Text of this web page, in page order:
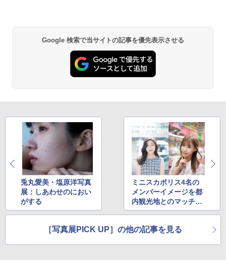
Google 検索で当サイトの記事を優先表示させる
兎丸愛美・塩原洋写真
展：しあわせのにおい
がする
ミニスカポリス4名の
メンバーイメージを都
内観光地とのマッチン
グで表現。近井沙妃さ
POLICE トーキョーパ
［写真展PICK UP］の他の記事を見る